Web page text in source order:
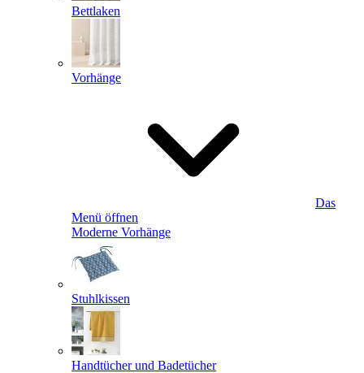
Bettlaken
Vorhänge
Das
Menü öffnen
Moderne Vorhänge
Stuhlkissen
Handtücher und Badetücher